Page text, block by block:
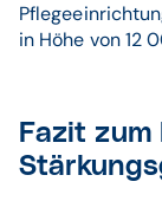
in Höhe von 12
Fazit zum